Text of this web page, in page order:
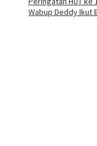
Wabup Deddy Ikut